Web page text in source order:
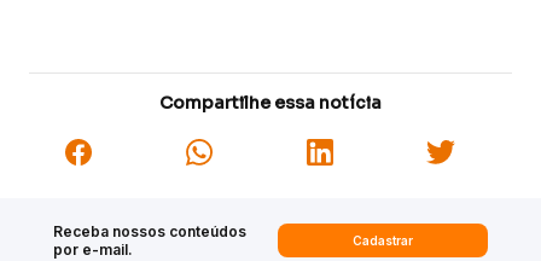
Compartilhe essa notícia
Receba nossos conteúdos
por e-mail.
Cadastrar